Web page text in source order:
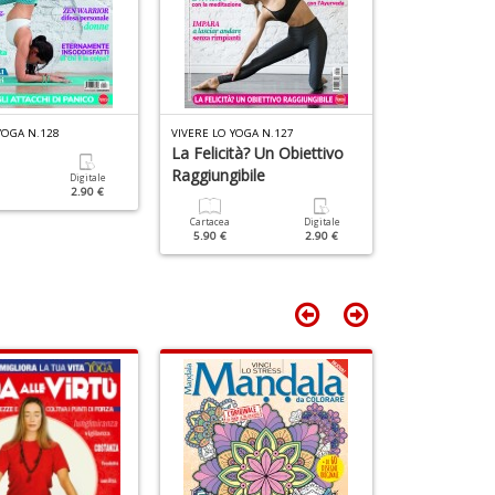
N.128
Digitale
2.90 €
VIVERE LO YOGA N.127
La Felicità? Un Obiettivo
Raggiungibile
Cartacea
5.90 €
Digitale
2.90 €